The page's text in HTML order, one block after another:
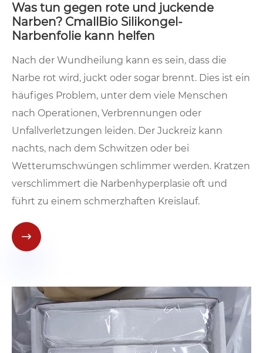
Was tun gegen rote und juckende
Narben? CmallBio Silikongel-
Narbenfolie kann helfen
Nach der Wundheilung kann es sein, dass die
Narbe rot wird, juckt oder sogar brennt. Dies ist ein
häufiges Problem, unter dem viele Menschen
nach Operationen, Verbrennungen oder
Unfallverletzungen leiden. Der Juckreiz kann
nachts, nach dem Schwitzen oder bei
Wetterumschwüngen schlimmer werden. Kratzen
verschlimmert die Narbenhyperplasie oft und
führt zu einem schmerzhaften Kreislauf.
